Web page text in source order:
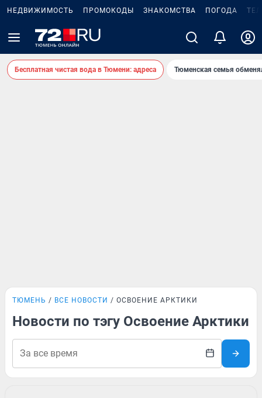
НЕДВИЖИМОСТЬ ПРОМОКОДЫ ЗНАКОМСТВА ПОГОДА
Бесплатная чистая вода в Тюмени: адреса Тюменская семья
ТЮМЕНЬ ВСЕ НОВОСТИ ОСВОЕНИЕ АРКТИКИ
Новости по тэгу Освоение Арктики